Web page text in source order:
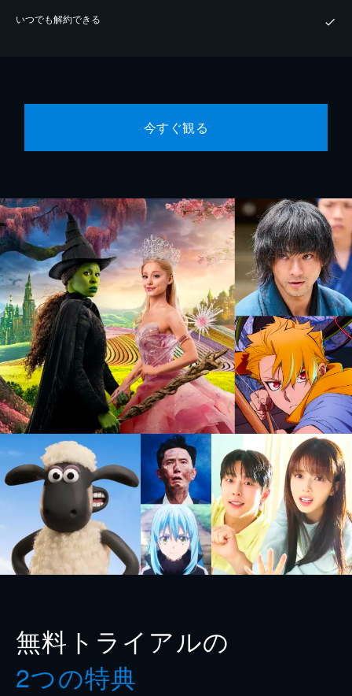
いつでも解約できる
今すぐ観る
無料トライアルの
2つの特典